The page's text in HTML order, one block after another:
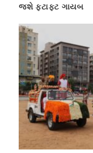
જશે ફટાફટ ગાયબ